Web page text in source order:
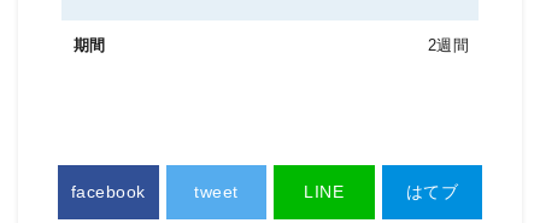
2週間
facebook tweet LINE はてブ